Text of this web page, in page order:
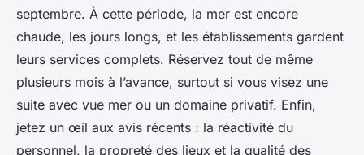
septembre. À cette période, la mer est encore
chaude, les jours longs, et les établissements gardent
leurs services complets. Réservez tout de même
plusieurs mois à l’avance, surtout si vous visez une
suite avec vue mer ou un domaine privatif. Enfin,
jetez un œil aux avis récents : la réactivité du
personnel, la propreté des lieux et la qualité des